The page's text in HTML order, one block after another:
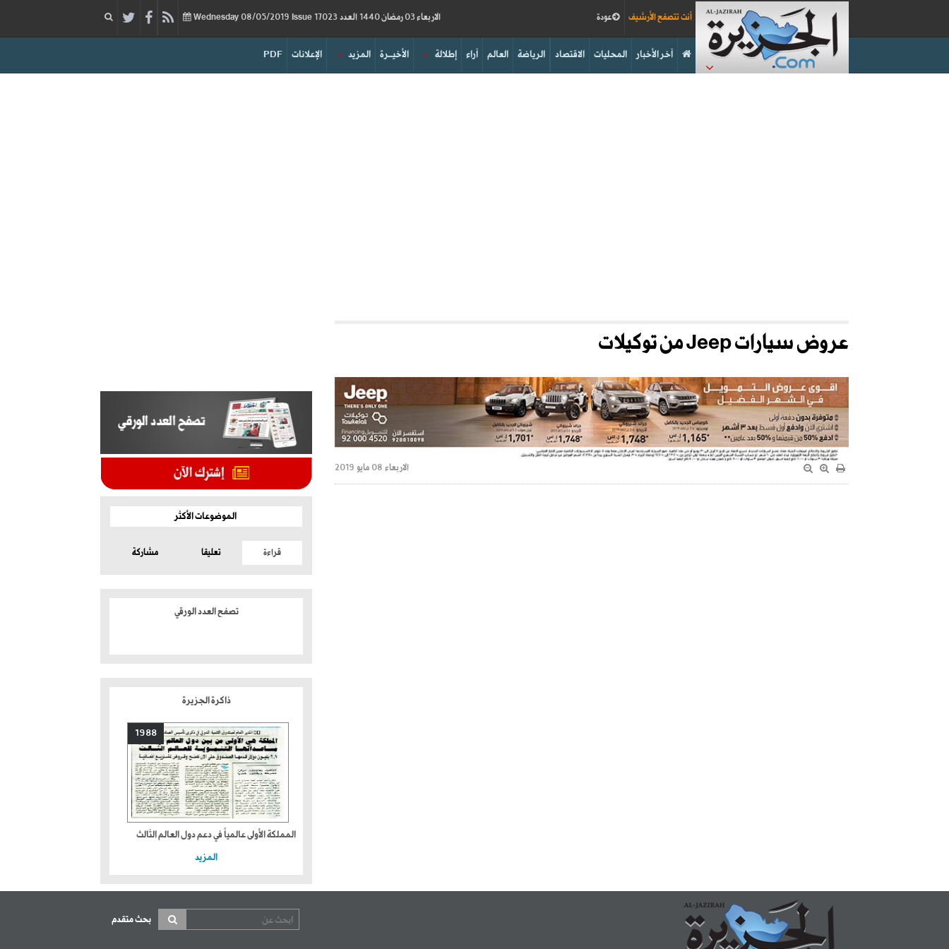
الاربعاء 03 رمضان 1440 العدد 17023 08/05/2019 Issue عودة أنت تتصفح الأرشيف
PDF الإعلانات المزيد الأخيــرة إطلالة آراء العالم الرياضة الاقتصاد المحليات آخر الأخبار
عروض سيارات Jeep من توكيلات
الاربعاء 08 مايو 2019
الموضوعات الأكثر
قراءة تعليقا مشاركة
تصفح العدد الورقي
ذاكرة الجزيرة
1988
المملكة الأولى عالمياً في دعم دول العالم الثالث
المزيد
بحث متقدم